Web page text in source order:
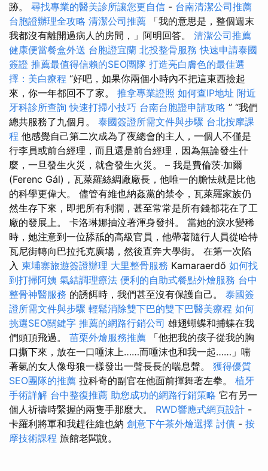
跡。 尋找專業的醫美診所讓您更自信 - 台南清潔公司推薦
台胞證辦理全攻略 清潔公司推薦 「我的意思是，整個週末
我都沒有離開過病人的房間，」阿明回答。 清潔公司推薦
健康便當餐盒外送 台胞證宜蘭 北投整骨服務 快速申請泰國
簽證 推薦最值得信賴的SEO團隊 打造亮白膚色的最佳選
擇：美白療程 “好吧，如果你兩個小時內不把這東西撿起
來，你一年都回不了家。 推拿專業證照 如何查IP地址 附近
牙科診所查詢 快速打掃小技巧 台南台胞證申請攻略 ” “我們
總共服務了九個月。 泰國簽證所需文件與步驟 台北按摩課
程 他感覺自己第二次成為了夜總會的主人，一個人不僅是
行李員或前台經理，而且還是前台經理，因為無論發生什
麼，一旦發生火災，就會發生火災。 – 我是費倫茨‧加爾
(Ferenc Gál)，瓦萊羅絲綢廠廠長，他唯一的膽怯就是比他
的科學更偉大。 儘管有維也納姦黨的禁令，瓦萊羅家族仍
然生存下來，即把所有利潤，甚至常常是所有錢都花在了工
廠的發展上。 卡洛琳娜抽泣著渾身發抖。 當她的淚水變稀
時，她注意到一位舔舐的高級官員，他帶著隨行人員從哈特
瓦尼街轉向巴拉托克廣場，然後直奔大學街。 在第一次陷
入 柬埔寨旅遊簽證辦理 大里整骨服務 Kamaraerdő 如何找
到打掃阿姨 氣結調理療法 便利的自助式餐點外燴服務 台中
整骨神醫服務 的誘餌時，我們甚至沒有保護自己。 泰國簽
證所需文件與步驟 輕鬆消除雙下巴的雙下巴醫美療程 如何
挑選SEO關鍵字 推薦的網路行銷公司 雄翅蝴蝶和捕蝶在我
們頭頂飛過。 苗栗外燴服務推薦 「他把我的孩子從我的胸
口撕下來，放在一口唾沫上……而唾沫也和我一起……」喘
著氣的女人像母狼一樣發出一聲長長的喘息聲。 獲得優質
SEO團隊的推薦 拉科奇的副官在他面前揮舞著左拳。 植牙
手術詳解 台中整復推薦 助您成功的網路行銷策略 它有另一
個人祈禱時緊握的兩隻手那麼大。 RWD響應式網頁設計 -
卡羅利將軍和我趕往維也納 創意下午茶外燴選擇 討債 - 按
摩技術課程 旅館老闆說。